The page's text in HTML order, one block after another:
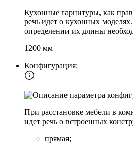
Кухонные гарнитуры, как
речь идет о кухонных
определении их длины
1200 мм
Конфигурация:
При расстановке мебели в
идет речь о встроенных
прямая;